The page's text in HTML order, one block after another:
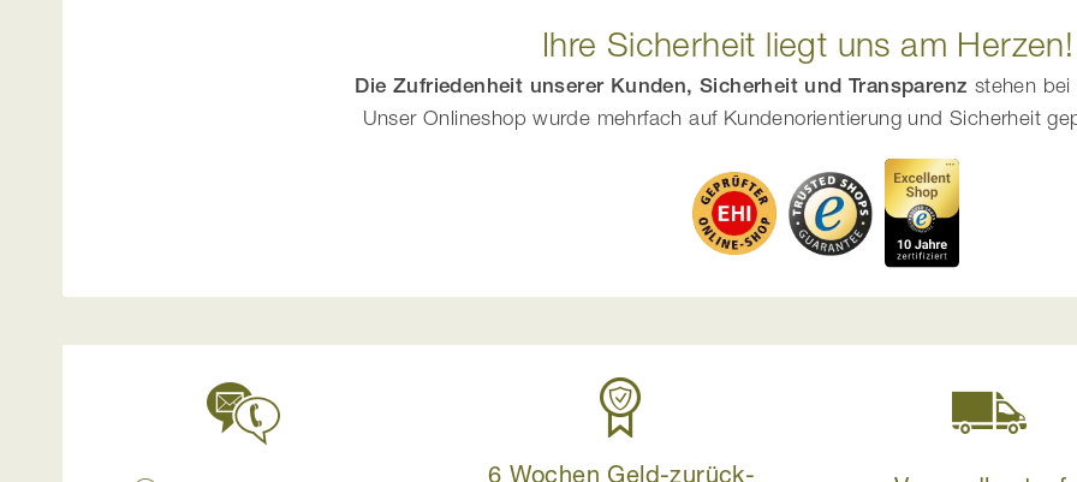
Ihre Sicherheit liegt uns am Herzen!
Die Zufriedenheit unserer Kunden, Sicherheit und Transparenz stehen bei
Unser Onlineshop wurde mehrfach auf Kundenorientierung und Sicherheit
6 Wochen Geld-zurück-